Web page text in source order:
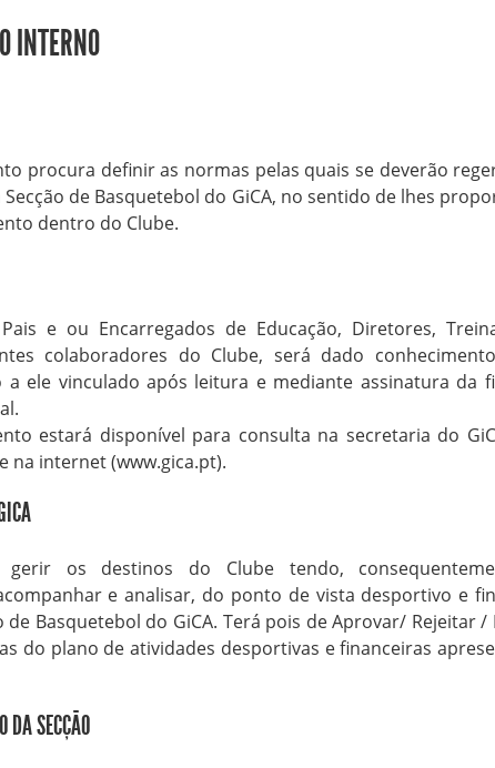
procura definir as normas pelas quais se deverão
de Basquetebol do GiCA, no sentido de lhes
dentro do Clube.
e ou Encarregados de Educação, Diretores,
colaboradores do Clube, será dado
a ele vinculado após leitura e mediante assinatura da
estará disponível para consulta na secretaria do
na internet (www.gica.pt).
gerir os destinos do Clube tendo,
e analisar, do ponto de vista desportivo e
de Basquetebol do GiCA. Terá pois de Aprovar/ Rejeitar
do plano de atividades desportivas e financeiras
DA SECÇÃO